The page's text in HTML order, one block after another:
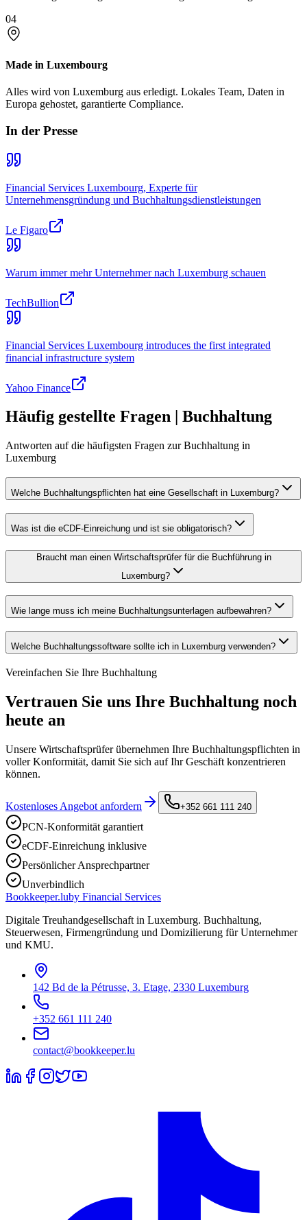
04
Made in Luxembourg
Alles wird von Luxemburg aus erledigt. Lokales Team, Daten in
Europa gehostet, garantierte Compliance.
In der Presse
Financial Services Luxembourg, Experte für
Unternehmensgründung und Buchhaltungsdienstleistungen
Le Figaro
Warum immer mehr Unternehmer nach Luxemburg schauen
TechBullion
Financial Services Luxembourg introduces the first integrated
financial infrastructure system
Yahoo Finance
Häufig gestellte Fragen | Buchhaltung
Antworten auf die häufigsten Fragen zur Buchhaltung in
Luxemburg
Welche Buchhaltungspflichten hat eine Gesellschaft in Luxemburg?
Was ist die eCDF-Einreichung und ist sie obligatorisch?
Braucht man einen Wirtschaftsprüfer für die Buchführung in
Luxemburg?
Wie lange muss ich meine Buchhaltungsunterlagen aufbewahren?
Welche Buchhaltungssoftware sollte ich in Luxemburg verwenden?
Vereinfachen Sie Ihre Buchhaltung
Vertrauen Sie uns Ihre Buchhaltung noch
heute an
Unsere Wirtschaftsprüfer übernehmen Ihre Buchhaltungspflichten in
voller Konformität, damit Sie sich auf Ihr Geschäft konzentrieren
können.
Kostenloses Angebot anfordern +352 661 111 240
PCN-Konformität garantiert
eCDF-Einreichung inklusive
Persönlicher Ansprechpartner
Unverbindlich
Bookkeeper.luby Financial Services
Digitale Treuhandgesellschaft in Luxemburg. Buchhaltung,
Steuerwesen, Firmengründung und Domizilierung für Unternehmer
und KMU.
142 Bd de la Pétrusse, 3. Etage, 2330 Luxemburg
+352 661 111 240
contact@bookkeeper.lu